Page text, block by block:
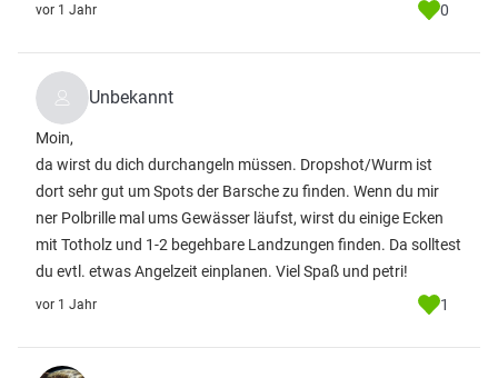
vor 1 Jahr 0
Unbekannt
Moin,
da wirst du dich durchangeln müssen. Dropshot/Wurm ist
dort sehr gut um Spots der Barsche zu finden. Wenn du mir
ner Polbrille mal ums Gewässer läufst, wirst du einige Ecken
mit Totholz und 1-2 begehbare Landzungen finden. Da solltest
du evtl. etwas Angelzeit einplanen. Viel Spaß und petri!
vor 1 Jahr 1